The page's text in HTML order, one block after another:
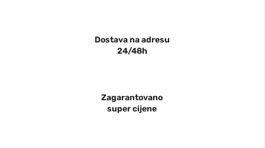
Dostava na adresu
24/48h
Zagarantovano
super cijene